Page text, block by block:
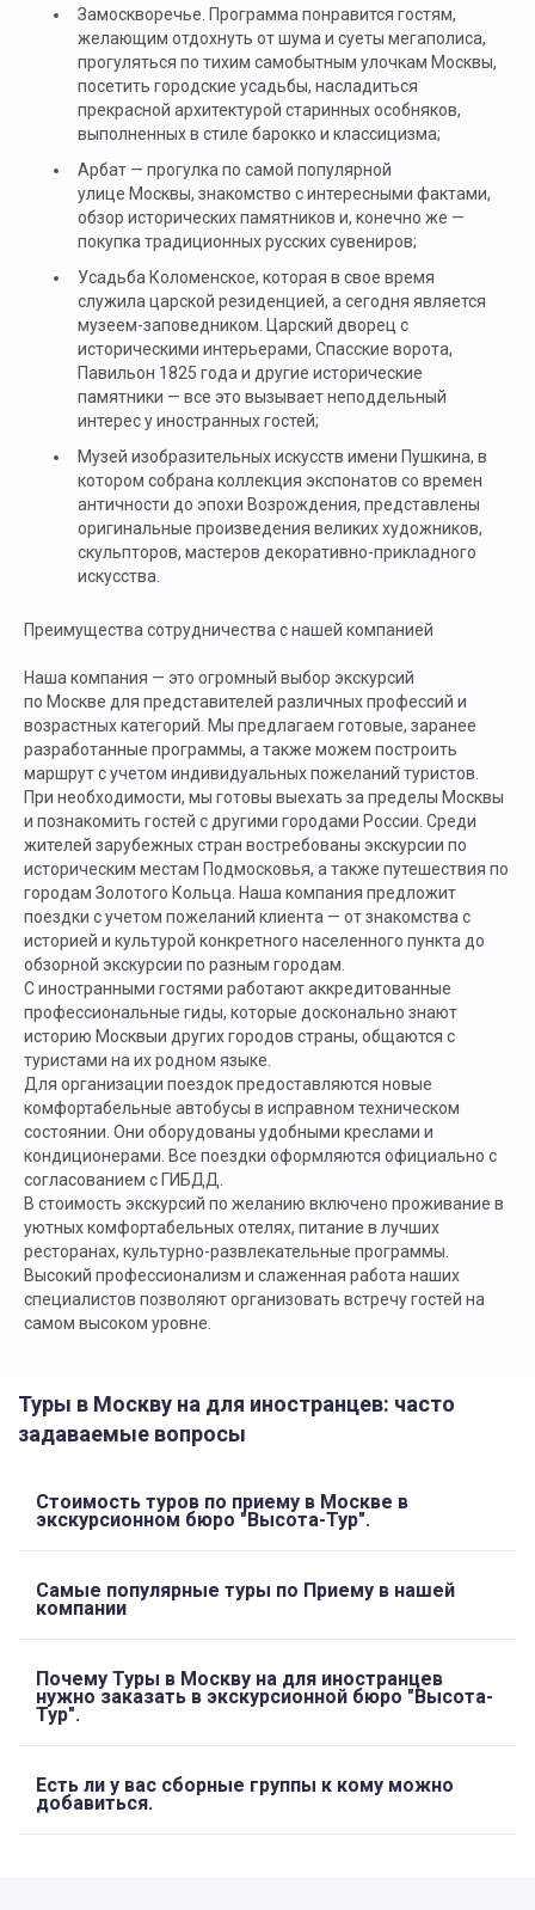
Замоскворечье. Программа понравится гостям,
желающим отдохнуть от шума и суеты мегаполиса,
прогуляться по тихим самобытным улочкам Москвы,
посетить городские усадьбы, насладиться
прекрасной архитектурой старинных особняков,
выполненных в стиле барокко и классицизма;
Арбат — прогулка по самой популярной
улице Москвы, знакомство с интересными фактами,
обзор исторических памятников и, конечно же —
покупка традиционных русских сувениров;
Усадьба Коломенское, которая в свое время
служила царской резиденцией, а сегодня является
музеем-заповедником. Царский дворец с
историческими интерьерами, Спасские ворота,
Павильон 1825 года и другие исторические
памятники — все это вызывает неподдельный
интерес у иностранных гостей;
Музей изобразительных искусств имени Пушкина, в
котором собрана коллекция экспонатов со времен
античности до эпохи Возрождения, представлены
оригинальные произведения великих художников,
скульпторов, мастеров декоративно-прикладного
искусства.
Преимущества сотрудничества с нашей компанией
Наша компания — это огромный выбор экскурсий
по Москве для представителей различных профессий и
возрастных категорий. Мы предлагаем готовые, заранее
разработанные программы, а также можем построить
маршрут с учетом индивидуальных пожеланий туристов.
При необходимости, мы готовы выехать за пределы Москвы
и познакомить гостей с другими городами России. Среди
жителей зарубежных стран востребованы экскурсии по
историческим местам Подмосковья, а также путешествия по
городам Золотого Кольца. Наша компания предложит
поездки с учетом пожеланий клиента — от знакомства с
историей и культурой конкретного населенного пункта до
обзорной экскурсии по разным городам.
С иностранными гостями работают аккредитованные
профессиональные гиды, которые досконально знают
историю Москвыи других городов страны, общаются с
туристами на их родном языке.
Для организации поездок предоставляются новые
комфортабельные автобусы в исправном техническом
состоянии. Они оборудованы удобными креслами и
кондиционерами. Все поездки оформляются официально с
согласованием с ГИБДД.
В стоимость экскурсий по желанию включено проживание в
уютных комфортабельных отелях, питание в лучших
ресторанах, культурно-развлекательные программы.
Высокий профессионализм и слаженная работа наших
специалистов позволяют организовать встречу гостей на
самом высоком уровне.
Туры в Москву на для иностранцев: часто
задаваемые вопросы
Стоимость туров по приему в Москве в
экскурсионном бюро "Высота-Тур".
Самые популярные туры по Приему в нашей
компании
Почему Туры в Москву на для иностранцев
нужно заказать в экскурсионной бюро "Высота-
Тур".
Есть ли у вас сборные группы к кому можно
добавиться.